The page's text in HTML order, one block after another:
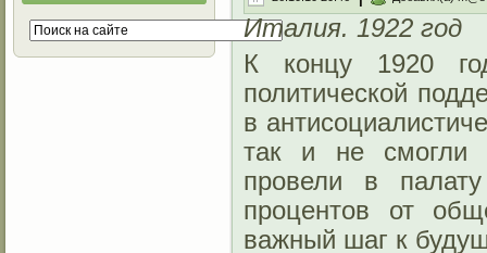
Италия. 1922 год
К концу 1920
политической
в
так и не смогли
провели в
процентов от
важный шаг к